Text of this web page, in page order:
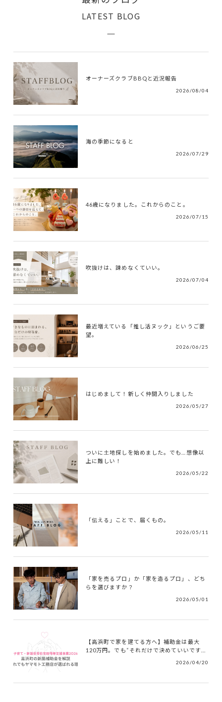
LATEST BLOG
オーナーズクラブBBQと近況報告
2026/08/04
海の季節になると
2026/07/29
46歳になりました。これからのこと。
2026/07/15
吹抜けは、諫めなくていい。
2026/07/04
最近増えている「推し活ヌック」というご要
望。
2026/06/25
はじめまして！新しく仲間入りしました
2026/05/27
ついに土地探しを始めました。でも…想像以
上に難しい！
2026/05/22
「伝える」ことで、届くもの。
2026/05/11
「家を売るプロ」か「家を造るプロ」、どち
らを選びますか？
2026/05/01
【高浜町で家を建てる方へ】補助金は最大
120万円。でも“それだけで決めていいです...
2026/04/20